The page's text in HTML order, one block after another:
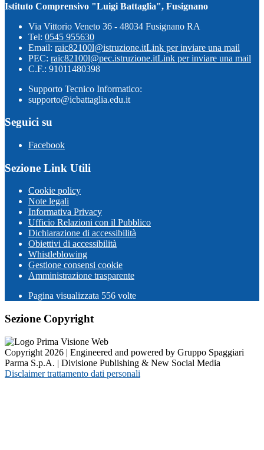
Istituto Comprensivo "Luigi Battaglia", Fusignano
Via Vittorio Veneto 36 - 48034 Fusignano RA
Tel: 0545 955630
Email: raic82100l@istruzione.itLink per inviare una mail
PEC: raic82100l@pec.istruzione.itLink per inviare una mail
C.F.: 91011480398
Supporto Tecnico Informatico:
supporto@icbattaglia.edu.it
Seguici su
Facebook
Sezione Link Utili
Cookie policy
Note legali
Informativa Privacy
Ufficio Relazioni con il Pubblico
Dichiarazione di accessibilità
Obiettivi di accessibilità
Whistleblowing
Gestione consensi cookie
Amministrazione trasparente
Pagina visualizzata 556 volte
Sezione Copyright
Copyright 2026 | Engineered and powered by Gruppo Spaggiari
Parma S.p.A. | Divisione Publishing & New Social Media
Disclaimer trattamento dati personali